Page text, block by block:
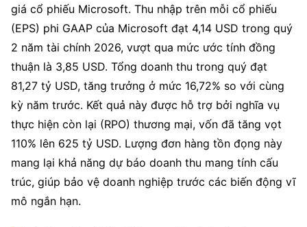
giá cổ phiếu Microsoft. Thu nhập trên mỗi cổ phiếu
(EPS) phi GAAP của Microsoft đạt 4,14 USD trong quý
2 năm tài chính 2026, vượt qua mức ước tính đồng
thuận là 3,85 USD. Tổng doanh thu trong quý đạt
81,27 tỷ USD, tăng trưởng ở mức 16,72% so với cùng
kỳ năm trước. Kết quả này được hỗ trợ bởi nghĩa vụ
thực hiện còn lại (RPO) thương mại, vốn đã tăng vọt
110% lên 625 tỷ USD. Lượng đơn hàng tồn đọng này
mang lại khả năng dự báo doanh thu mang tính cấu
trúc, giúp bảo vệ doanh nghiệp trước các biến động vĩ
mô ngắn hạn.